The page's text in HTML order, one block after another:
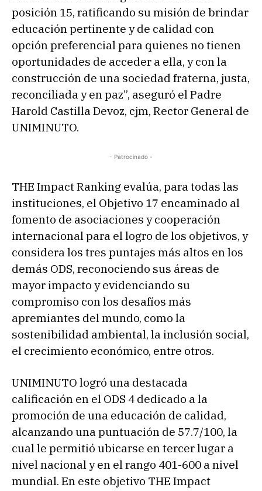
posición 15, ratificando su misión de brindar
educación pertinente y de calidad con
opción preferencial para quienes no tienen
oportunidades de acceder a ella, y con la
construcción de una sociedad fraterna, justa,
reconciliada y en paz”, aseguró el Padre
Harold Castilla Devoz, cjm, Rector General de
UNIMINUTO.
- Patrocinado -
THE Impact Ranking evalúa, para todas las
instituciones, el Objetivo 17 encaminado al
fomento de asociaciones y cooperación
internacional para el logro de los objetivos, y
considera los tres puntajes más altos en los
demás ODS, reconociendo sus áreas de
mayor impacto y evidenciando su
compromiso con los desafíos más
apremiantes del mundo, como la
sostenibilidad ambiental, la inclusión social,
el crecimiento económico, entre otros.
UNIMINUTO logró una destacada
calificación en el ODS 4 dedicado a la
promoción de una educación de calidad,
alcanzando una puntuación de 57.7/100, la
cual le permitió ubicarse en tercer lugar a
nivel nacional y en el rango 401-600 a nivel
mundial. En este objetivo THE Impact